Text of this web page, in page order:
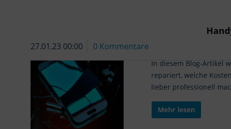
27.01.23 00:00 0 Kommentare
In diesem Blog-Artikel
repariert, welche
lieber professionell
Mehr lesen